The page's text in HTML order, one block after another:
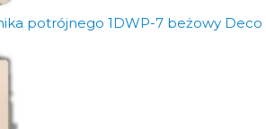
potrójnego 1DWP-7 beżowy Deco